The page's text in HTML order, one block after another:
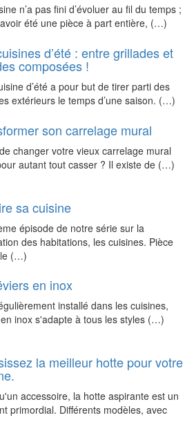
n’a pas fini d’évoluer au fil du temps ;
été une pièce à part entière, (…)
d’été : entre grillades et
composées !
d’été a pour but de tirer parti des
extérieurs le temps d’une saison. (…)
son carrelage mural
changer votre vieux carrelage mural
autant tout casser ? Il existe de (…)
sa cuisine
épisode de notre série sur la
des habitations, les cuisines. Pièce
(…)
en inox
installé dans les cuisines,
inox s'adapte à tous les styles (…)
la meilleur hotte pour votre
accessoire, la hotte aspirante est un
primordial. Différents modèles, avec